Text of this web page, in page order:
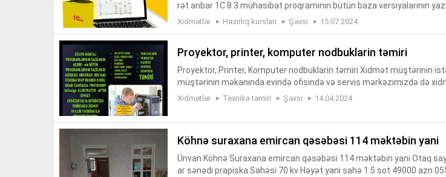
rət anbar 1C 8.3 mühasibat proqramının bütün baza versiyalarının
na gedənlər və evdə təlim keçib öyrənənlər üçün nəzərdə tutulub. 1C
Xidmətlər Hazırlıq kursları Şəxsi 15.07.2024
proyektor, printer, komputer nodbuklarin təmiri
Proyektor, Printer, Komputer nodbuklarin təmiri Xidmət müştərinin
müştərinin məkanında evində ofisində və servis mərkəzimizdə də
akı Sumqatıt Xırdalan daxili hər yerdə 15 illik təcrübəmiz ilə sizlərin
Xidmətlər Texnika təmiri Şəxsi 14.04.2024
köhnə suraxana emircan qəsəbəsi 114 məktəbin yani
Ünvan Köhnə Suraxana emircan qəsəbəsi 114 məktəbin yani Otaq
ar sənədi prapiska Sahəsi 70 kv Həyət yani sahə 1.5 sot 49000 azn